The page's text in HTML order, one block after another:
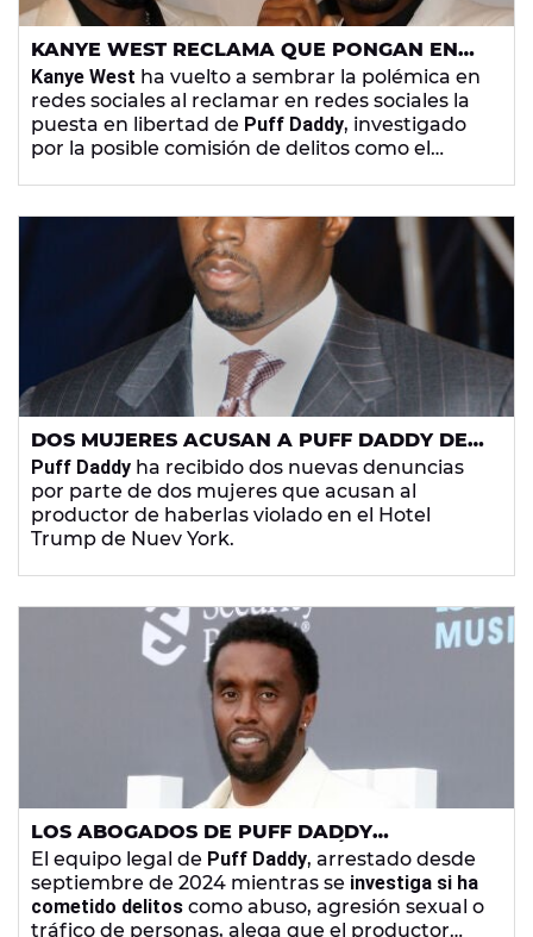
KANYE WEST RECLAMA QUE PONGAN EN
LIBERTAD A PUFF DADDY
Kanye West ha vuelto a sembrar la polémica en
redes sociales al reclamar en redes sociales la
puesta en libertad de Puff Daddy, investigado
por la posible comisión de delitos como el
DOS MUJERES ACUSAN A PUFF DADDY DE
VIOLARLAS EN UN HOTEL DE DONALD
TRUMP
Puff Daddy ha recibido dos nuevas denuncias
por parte de dos mujeres que acusan al
productor de haberlas violado en el Hotel
Trump de Nuev York.
LOS ABOGADOS DE PUFF DADDY
DENUNCIAN UNA PERSECUCIÓN "SEXISTA Y
PURITANA"
El equipo legal de Puff Daddy, arrestado desde
septiembre de 2024 mientras se investiga si ha
cometido delitos como abuso, agresión sexual o
tráfico de personas, alega que el productor